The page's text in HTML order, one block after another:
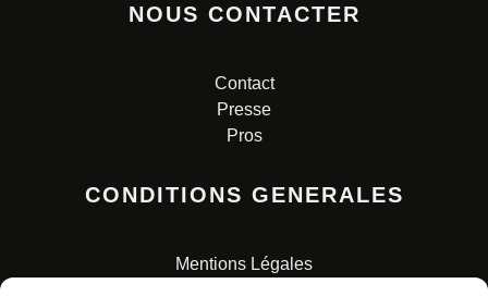
NOUS CONTACTER
Contact
Presse
Pros
CONDITIONS GENERALES
Mentions Légales